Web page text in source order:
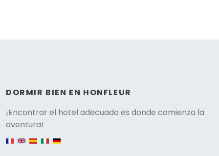
DORMIR BIEN EN HONFLEUR
¡Encontrar el hotel adecuado es donde comienza la
aventura!
English version